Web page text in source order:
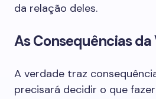
da relação deles.
As Consequências
A verdade traz
precisará decidir o que